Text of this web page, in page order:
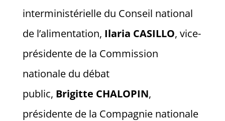
interministérielle du Conseil national
de l’alimentation, Ilaria CASILLO, vice-
présidente de la Commission
nationale du débat
public, Brigitte CHALOPIN,
présidente de la Compagnie nationale